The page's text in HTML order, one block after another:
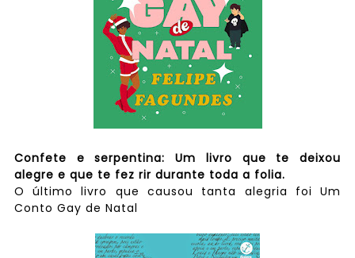
Confete e serpentina: Um livro que te deixou
alegre e que te fez rir durante toda a folia.
O último livro que causou tanta alegria foi Um
Conto Gay de Natal